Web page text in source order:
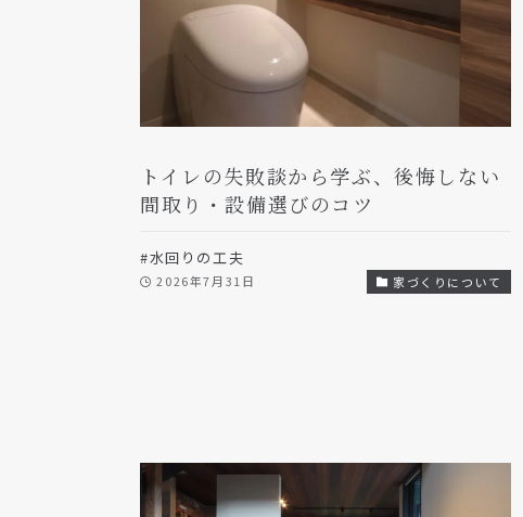
トイレの失敗談から学ぶ、後悔しない
間取り・設備選びのコツ
#水回りの工夫
2026年7月31日 家づくりについて